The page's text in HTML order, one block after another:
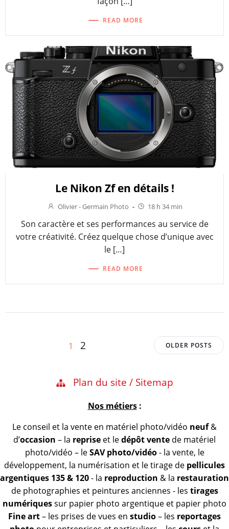
READ MORE
Le Nikon Zf en détails !
Olivier - Germain Photo - 18 h 34 min
Son caractère et ses performances au service de
votre créativité. Créez quelque chose d’unique avec
le […]
READ MORE
Page
1 Page
2
Posts
navigation
OLDER POSTS
Plan du site / Sitemap
Nos métiers:
Le conseil et la vente en matériel photo/vidéo neuf&
d’occasion – la reprise et ledépôt vente de matériel
photo/vidéo – leSAV photo/vidéo- la vente, le
développement, la numérisation et le tirage de pellicules
argentiques 135 & 120- la reproduction & la restauration
de photographies et peintures anciennes - les tirages
numériquessur papier photo argentique et papier photo
Fine art– les prises de vues en studio– les reportages